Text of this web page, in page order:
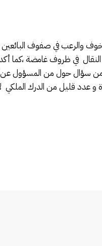
والرعب في صفوف
النقال في ظروف غامضة ،كما
من سؤال حول من المسؤول
قليل من الدرك الملكي